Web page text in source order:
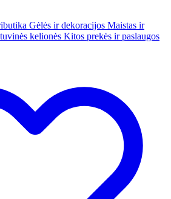
Gėlės ir dekoracijos Maistas ir
kelionės Kitos prekės ir paslaugos